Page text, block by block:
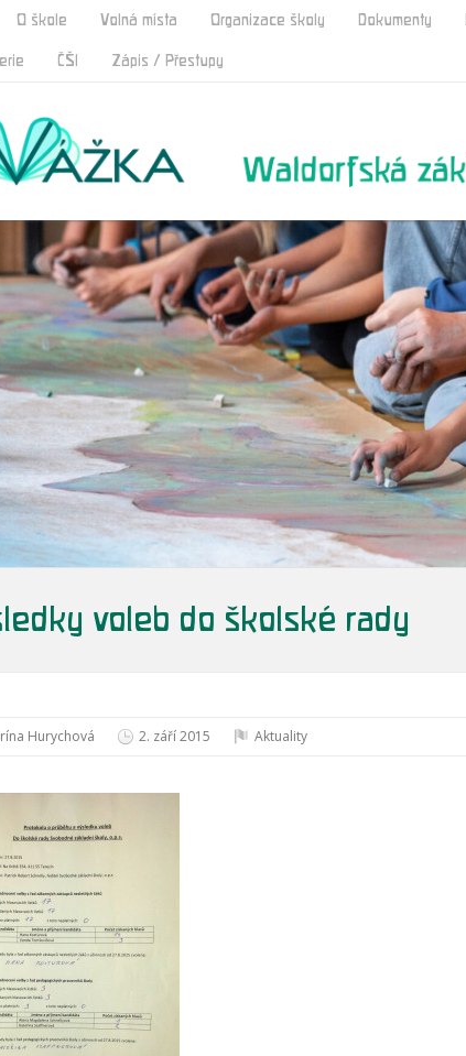
O škole Volná místa Organizace školy Dokumenty
ČŠI Zápis / Přestupy
voleb do školské rady
Hurychová 2. září 2015 Aktuality